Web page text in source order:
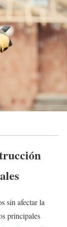
sin afectar la
principales